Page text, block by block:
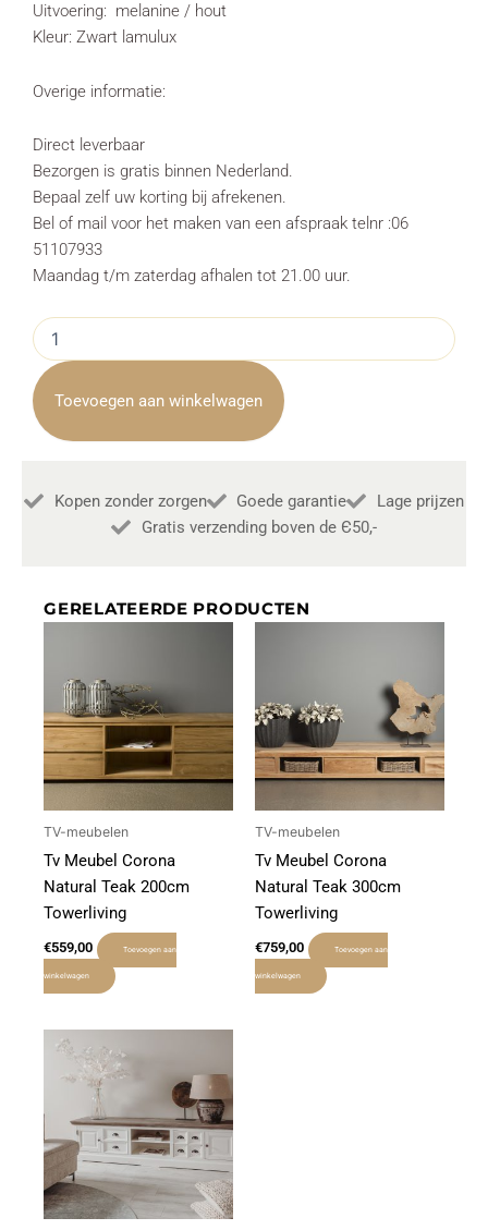
Uitvoering: melanine / hout
Kleur: Zwart lamulux
Overige informatie:
Direct leverbaar
Bezorgen is gratis binnen Nederland.
Bepaal zelf uw korting bij afrekenen.
Bel of mail voor het maken van een afspraak telnr :06
51107933
Maandag t/m zaterdag afhalen tot 21.00 uur.
Tv
meubel
Milanello
Zwart
Hout
Hufterproof
Toevoegen aan winkelwagen
Kopen zonder zorgen Goede garantie
Lage prijzen
Gratis verzending boven de Є50,-
GERELATEERDE PRODUCTEN
TV-meubelen
Tv Meubel Corona
Natural Teak 200cm
Towerliving
€559,00 Toevoegen aan
winkelwagen
TV-meubelen
Tv Meubel Corona
Natural Teak 300cm
Towerliving
€759,00 Toevoegen aan
winkelwagen